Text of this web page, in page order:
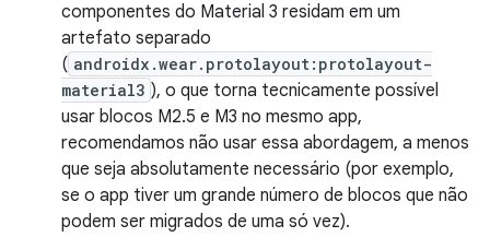
componentes do Material 3 residam em um
artefato separado
( androidx.wear.protolayout:protolayout-
material3 ), o que torna tecnicamente possível
usar blocos M2.5 e M3 no mesmo app,
recomendamos não usar essa abordagem, a menos
que seja absolutamente necessário (por exemplo,
se o app tiver um grande número de blocos que não
podem ser migrados de uma só vez).